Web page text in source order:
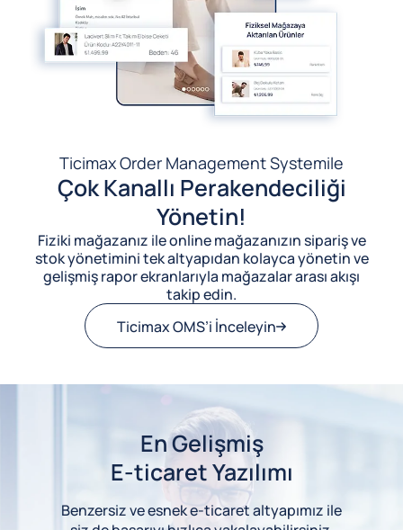
Ticimax Order Management Systemile
Çok Kanallı Perakendeciliği
Yönetin!
Fiziki mağazanız ile online mağazanızın sipariş ve
stok yönetimini tek altyapıdan kolayca yönetin ve
gelişmiş rapor ekranlarıyla mağazalar arası akışı
takip edin.
Ticimax OMS’i İnceleyin
En Gelişmiş
E-ticaret Yazılımı
Benzersiz ve esnek e-ticaret altyapımız ile